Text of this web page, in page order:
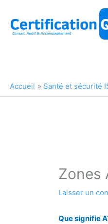
contenu
Accueil Santé et sécurité
Zones
Laisser un
Que signifie